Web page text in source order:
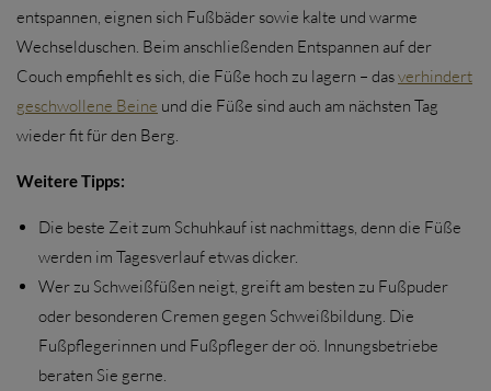
entspannen, eignen sich Fußbäder sowie kalte und warme
Wechselduschen. Beim anschließenden Entspannen auf der
Couch empfiehlt es sich, die Füße hoch zu lagern – dasverhindert
geschwollene Beine und die Füße sind auch am nächsten Tag
wieder fit für den Berg.
Weitere Tipps:
Die beste Zeit zum Schuhkauf ist nachmittags, denn die Füße
werden im Tagesverlauf etwas dicker.
Wer zu Schweißfüßen neigt, greift am besten zu Fußpuder
oder besonderen Cremen gegen Schweißbildung. Die
Fußpflegerinnen und Fußpfleger der oö. Innungsbetriebe
beraten Sie gerne.